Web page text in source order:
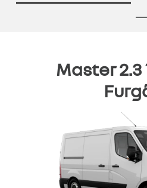
Master 2.3